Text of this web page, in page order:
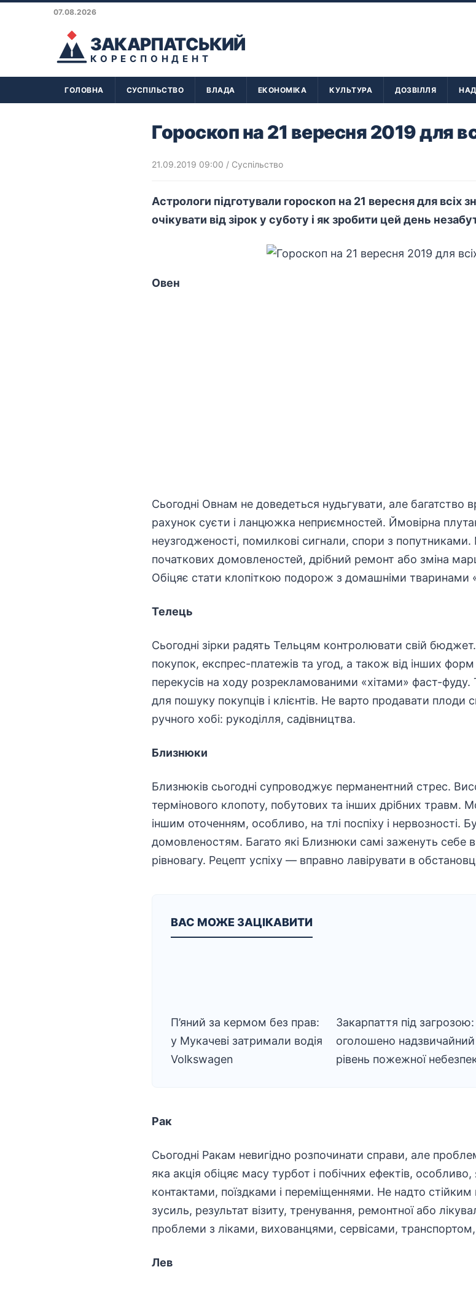
07.08.2026
ЗАКАРПАТСЬКИЙ
КОРЕСПОНДЕНТ
ГОЛОВНА СУСПІЛЬСТВО ВЛАДА ЕКОНОМІКА КУЛЬТУРА ДОЗВІЛЛЯ
Гороскоп на 21 вересня 2019 для
21.09.2019 09:00 / Суспільство
Астрологи підготували гороскоп на 21 вересня для всіх
очікувати від зірок у суботу і як зробити цей день
Овен
Сьогодні Овнам не доведеться нудьгувати, але багатство
рахунок суєти і ланцюжка неприємностей. Ймовірна
неузгодженості, помилкові сигнали, спори з
початкових домовленостей, дрібний ремонт або зміна
Обіцяє стати клопіткою подорож з домашніми тваринами
Телець
Сьогодні зірки радять Тельцям контролювати свій
покупок, експрес-платежів та угод, а також від інших форм
перекусів на ходу розрекламованими «хітами» фаст-
для пошуку покупців і клієнтів. Не варто продавати плоди
ручного хобі: рукоділля, садівництва.
Близнюки
Близнюків сьогодні супроводжує перманентний стрес.
термінового клопоту, побутових та інших дрібних травм.
іншим оточенням, особливо, на тлі поспіху і нервозності.
домовленостям. Багато які Близнюки самі заженуть себе
рівновагу. Рецепт успіху — вправно лавірувати в
ВАС МОЖЕ ЗАЦІКАВИТИ
П’яний за кермом без прав:
у Мукачеві затримали водія
Volkswagen
Закарпаття під загрозою:
оголошено надзвичайний
рівень пожежної
Рак
Сьогодні Ракам невигідно розпочинати справи, але
яка акція обіцяє масу турбот і побічних ефектів,
контактами, поїздками і переміщеннями. Не надто
зусиль, результат візиту, тренування, ремонтної або
проблеми з ліками, вихованцями, сервісами, транспортом,
Лев